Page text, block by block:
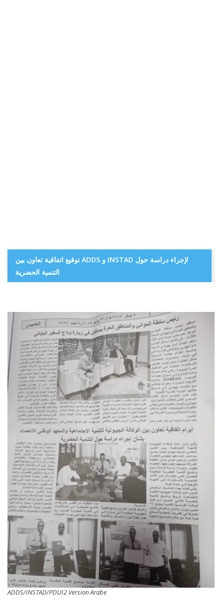
توقيع اتفاقية تعاون بين ADDS و INSTAD لإجراء دراسة حول
التنمية الحضرية
ADDS/INSTAD/PDUI2 Version Arabe